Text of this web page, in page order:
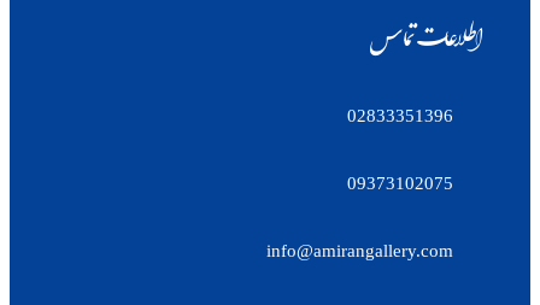
اطلاعات تماس
02833351396
09373102075
info@amirangallery.com